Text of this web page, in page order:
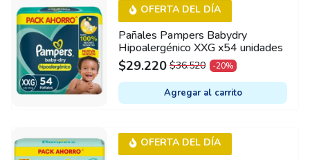
Pañales Pampers Babydry
Hipoalergénico XXG x54 unidades
OFERTA DEL DÍA
$36.520
ORIGINAL
PRICE
WAS:
$29.220
CURRENT
PRICE
IS:
-20%
Agregar al carrito
OFERTA DEL DÍA